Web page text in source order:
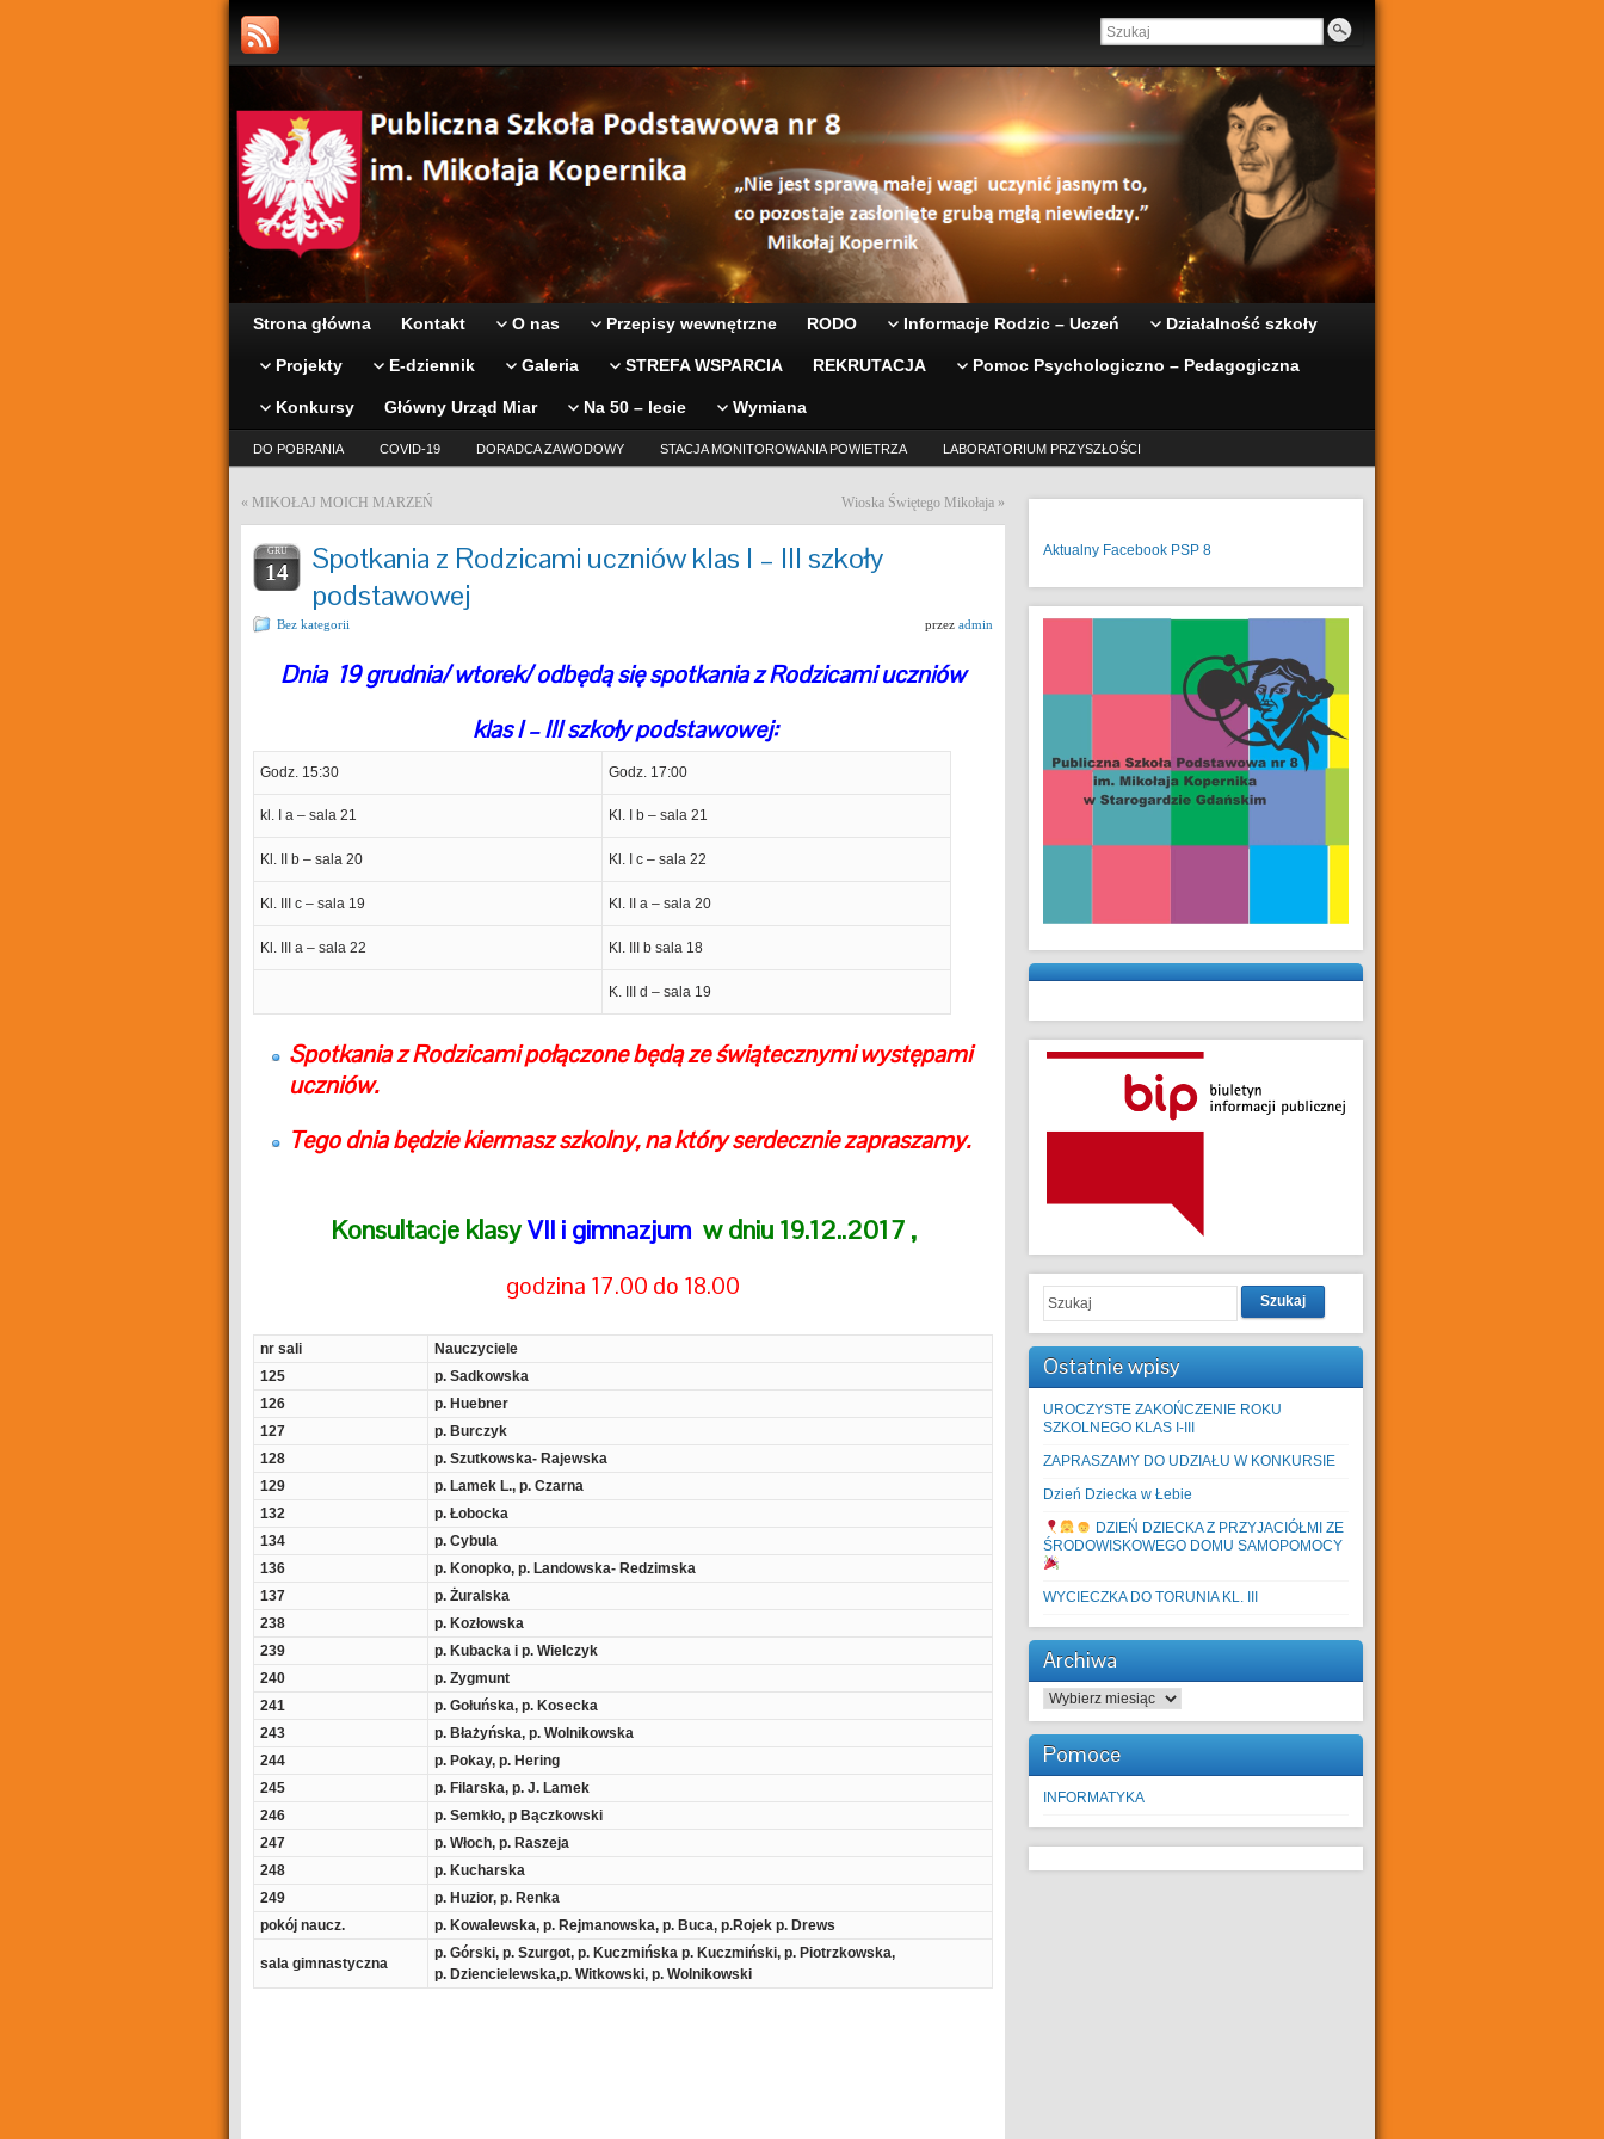
Strona główna Kontakt O nas Przepisy wewnętrzne RODO Informacje Rodzic – Uczeń Działalność szkoły
Projekty E-dziennik Galeria STREFA WSPARCIA REKRUTACJA Pomoc Psychologiczno – Pedagogiczna
Konkursy Główny Urząd Miar Na 50 – lecie Wymiana
DO POBRANIA COVID-19 DORADCA ZAWODOWY STACJA MONITOROWANIA POWIETRZA LABORATORIUM PRZYSZŁOŚCI
« MIKOŁAJ MOICH MARZEŃ Wioska Świętego Mikołaja »
GRU
14
Spotkania z Rodzicami uczniów klas I – III szkoły
podstawowej
Bez kategorii przez admin
Dnia 19 grudnia/ wtorek/ odbędą się spotkania z Rodzicami uczniów
klas I – III szkoły podstawowej:
Godz. 15:30 Godz. 17:00
kl. I a – sala 21 Kl. I b – sala 21
Kl. II b – sala 20 Kl. I c – sala 22
Kl. III c – sala 19 Kl. II a – sala 20
Kl. III a – sala 22 Kl. III b sala 18
K. III d – sala 19
Spotkania z Rodzicami połączone będą ze świątecznymi występami
uczniów.
Tego dnia będzie kiermasz szkolny, na który serdecznie zapraszamy.
Konsultacje klasyVII i gimnazjum w dniu 19.12..2017 ,
godzina 17.00 do 18.00
nr sali
Nauczyciele
125
p. Sadkowska
126
p. Huebner
127
p. Burczyk
128
p. Szutkowska- Rajewska
129
p. Lamek L., p. Czarna
132
p. Łobocka
134
p. Cybula
136
p. Konopko, p. Landowska- Redzimska
137
p. Żuralska
238
p. Kozłowska
239
p. Kubacka i p. Wielczyk
240
p. Zygmunt
241
p. Gołuńska, p. Kosecka
243
p. Błażyńska, p. Wolnikowska
244
p. Pokay, p. Hering
245
p. Filarska, p. J. Lamek
246
p. Semkło, p Bączkowski
247
p. Włoch, p. Raszeja
248
p. Kucharska
249
p. Huzior, p. Renka
pokój naucz.
p. Kowalewska, p. Rejmanowska, p. Buca, p.Rojek p. Drews
sala gimnastyczna
p. Górski, p. Szurgot, p. Kuczmińska p. Kuczmiński, p. Piotrzkowska,
p. Dziencielewska,p. Witkowski, p. Wolnikowski
Aktualny Facebook PSP 8
Szukaj
Ostatnie wpisy
UROCZYSTE ZAKOŃCZENIE ROKU
SZKOLNEGO KLAS I-III
ZAPRASZAMY DO UDZIAŁU W KONKURSIE
Dzień Dziecka w Łebie
DZIEŃ DZIECKA Z PRZYJACIÓŁMI ZE
ŚRODOWISKOWEGO DOMU SAMOPOMOCY
WYCIECZKA DO TORUNIA KL. III
Archiwa
Archiwa
Pomoce
INFORMATYKA